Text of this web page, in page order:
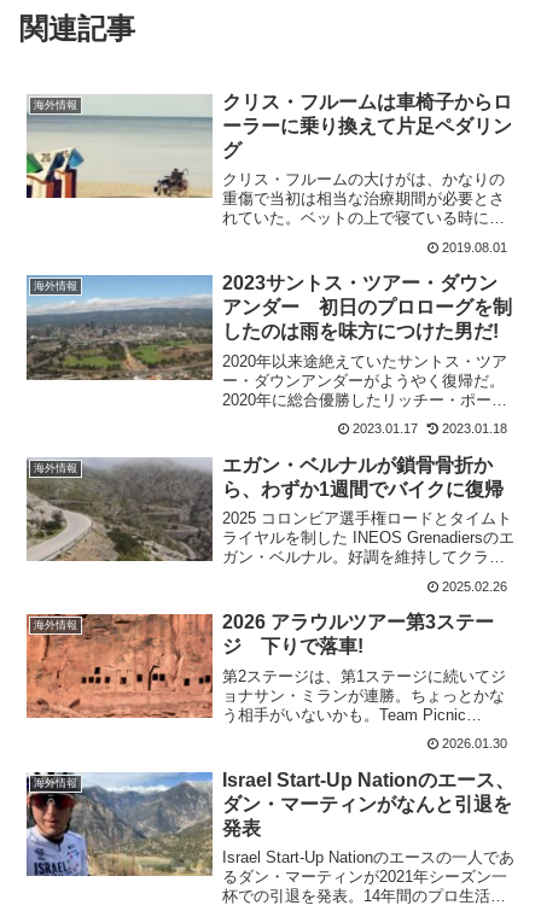
関連記事
海外情報
クリス・フルームは車椅子からロ
ーラーに乗り換えて片足ペダリン
グ
クリス・フルームの大けがは、かなりの
重傷で当初は相当な治療期間が必要とさ
れていた。ベットの上で寝ている時に、
2011年のブエルタ・ア・エスパーニャで
の繰り上げ優勝が決まった。優勝したフ
ァン・フォセコーボのドーピング違反が
確定されたからだ。こ...
2019.08.01
海外情報
2023サントス・ツアー・ダウン
アンダー 初日のプロローグを制
したのは雨を味方につけた男だ!
2020年以来途絶えていたサントス・ツア
ー・ダウンアンダーがようやく復帰だ。
2020年に総合優勝したリッチー・ポート
は引退。今年のワールドツアーレース最
初の勝利を飾るのは誰になるだろうか。
過去優勝者 2020 リッチー・ポート
2019 ダ...
2023.01.17 2023.01.18
海外情報
エガン・ベルナルが鎖骨骨折か
ら、わずか1週間でバイクに復帰
2025 コロンビア選手権ロードとタイムト
ライヤルを制した INEOS Grenadiersのエ
ガン・ベルナル。好調を維持してクラシ
カ・ハエンに出場したのだけど落車で鎖
骨骨折。クラシカ・ハエンでは何度もア
タックする姿が見られており調子が良
か...
2025.02.26
海外情報
2026 アラウルツアー第3ステー
ジ 下りで落車!
第2ステージは、第1ステージに続いてジ
ョナサン・ミランが連勝。ちょっとかな
う相手がいないかも。Team Picnic
PostNLのファビオ・ヤコブセンは痙攣。
フェルナンド・ガビリアは風で落とされ
たし。ただ、第3ステージはどうだろう
か。リー...
2026.01.30
海外情報
Israel Start-Up Nationのエース、
ダン・マーティンがなんと引退を
発表
Israel Start-Up Nationのエースの一人であ
るダン・マーティンが2021年シーズン一
杯での引退を発表。14年間のプロ生活で